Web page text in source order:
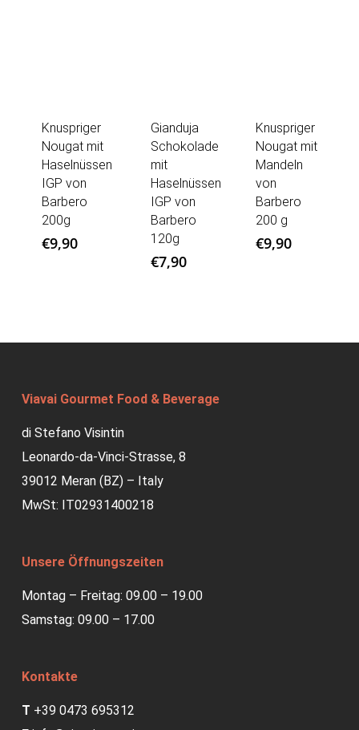
Knuspriger
Nougat mit
Haselnüssen
IGP von
Barbero
200g
€9,90
Gianduja
Schokolade
mit
Haselnüssen
IGP von
Barbero
120g
€7,90
Knuspriger
Nougat mit
Mandeln
von
Barbero
200 g
€9,90
Viavai Gourmet Food & Beverage
di Stefano Visintin
Leonardo-da-Vinci-Strasse, 8
39012 Meran (BZ) – Italy
MwSt: IT02931400218
Unsere Öffnungszeiten
Montag – Freitag: 09.00 – 19.00
Samstag: 09.00 – 17.00
Kontakte
T +39 0473 695312